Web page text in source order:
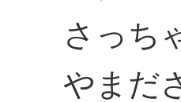
さっち
やまだ